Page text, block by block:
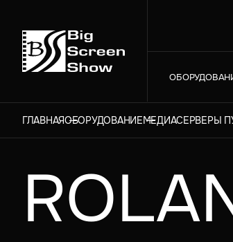
ГЛАВНАЯОБОРУДОВАНИЕМЕДИАСЕРВЕРЫ